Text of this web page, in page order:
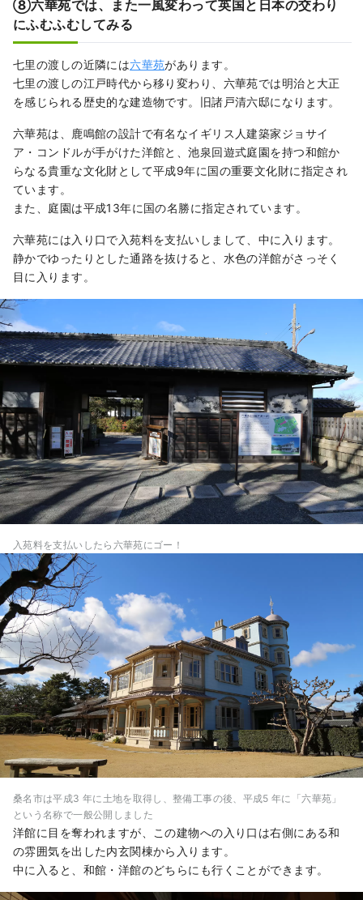
⑧六華苑では、また一風変わって英国と日本の交わり
にふむふむしてみる
七里の渡しの近隣には六華苑があります。
七里の渡しの江戸時代から移り変わり、六華苑では明治と大正
を感じられる歴史的な建造物です。旧諸戸清六邸になります。
六華苑は、鹿鳴館の設計で有名なイギリス人建築家ジョサイ
ア・コンドルが手がけた洋館と、池泉回遊式庭園を持つ和館か
らなる貴重な文化財として平成9年に国の重要文化財に指定され
ています。
また、庭園は平成13年に国の名勝に指定されています。
六華苑には入り口で入苑料を支払いしまして、中に入ります。
静かでゆったりとした通路を抜けると、水色の洋館がさっそく
目に入ります。
入苑料を支払いしたら六華苑にゴー！
桑名市は平成3 年に土地を取得し、整備工事の後、平成5 年に「六華苑」
という名称で一般公開しました
洋館に目を奪われますが、この建物への入り口は右側にある和
の雰囲気を出した内玄関棟から入ります。
中に入ると、和館・洋館のどちらにも行くことができます。